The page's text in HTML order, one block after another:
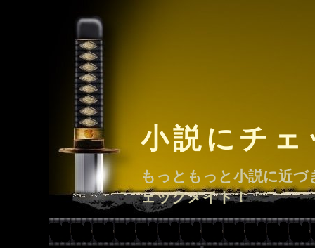
小説にチ
もっともっと小説に近
ェックメイト！